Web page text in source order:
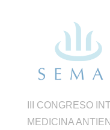
III CONGRESO
MEDICINA